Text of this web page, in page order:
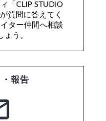
「CLIP STUDIO
質問に答えてく
ター仲間へ相談
ょう。
報告